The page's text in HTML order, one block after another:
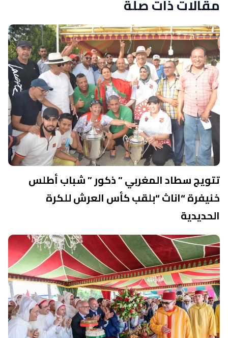
مقالات ذات صلة
تتويج سطاد المغربي ” ذكور ” شباب أطلس
خنيفرة “اناث “بلقب كأس العرش للكرة
الحديدية